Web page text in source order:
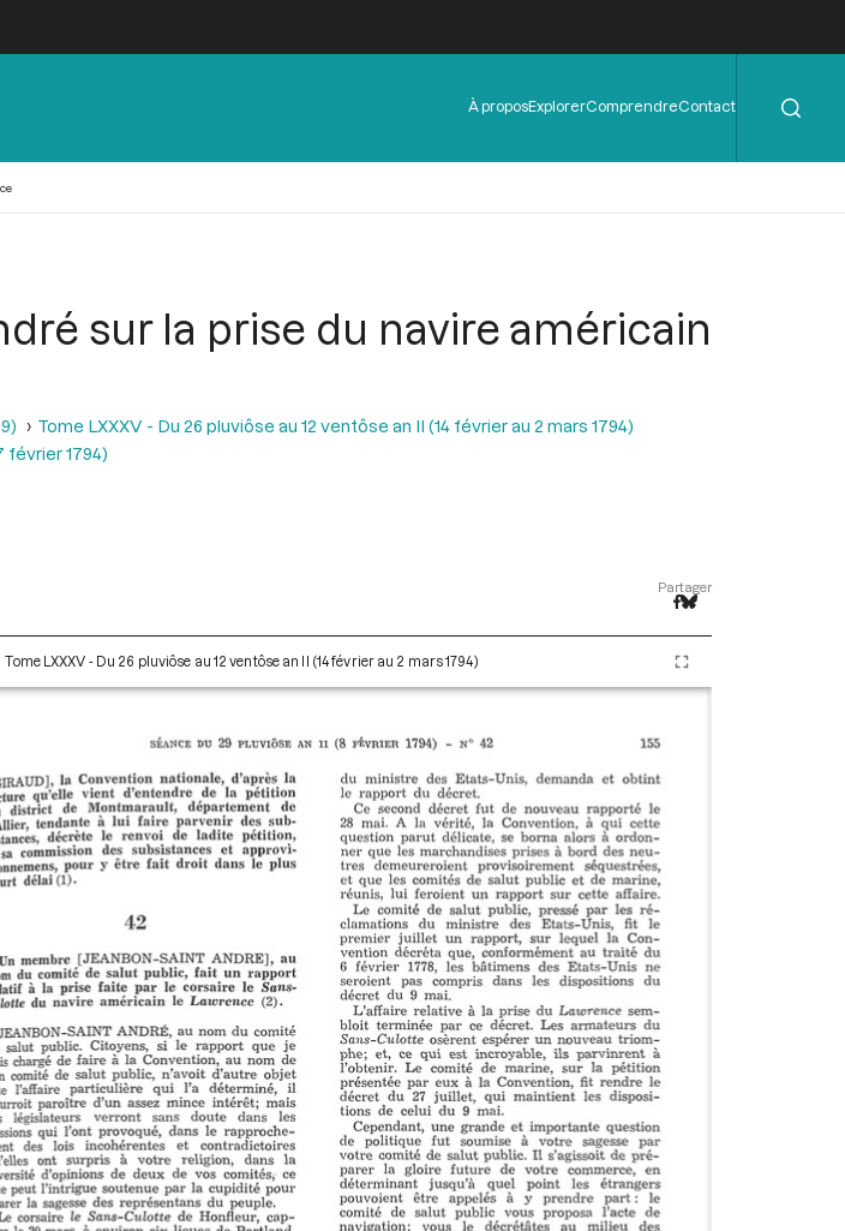
Menu
de
À proposExplorerComprendreContact
sur la prise du navire américain
Tome LXXXV - Du 26 pluviôse au 12 ventôse an II (14 février au 2 mars 1794)
février 1794)
Partager
Tome LXXXV - Du 26 pluviôse au 12 ventôse an II (14 février au 2 mars 1794)